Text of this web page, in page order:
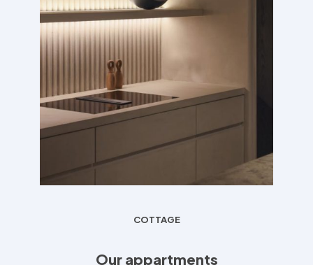
COTTAGE
Our appartments